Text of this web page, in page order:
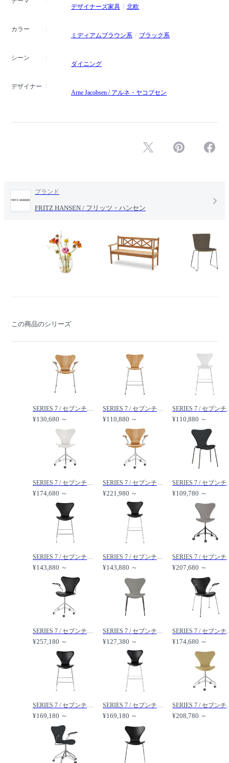
デザイナーズ家具
北欧
カラー
ミディアムブラウン系
ブラック系
シーン
ダイニング
デザイナー
Arne Jacobsen / アルネ・ヤコブセン
ブランド
FRITZ HANSEN / フリッツ・ハンセン
この商品のシリーズ
SERIES 7 / セブンチェア アームチェア 3207 /
¥130,680 ～
SERIES 7 / セブンチェア カウンタースツール 3187 /
¥110,880 ～
SERIES 7
¥110,880 ～
SERIES 7 / セブンチェア キャスター付き回転ベース 3117 /
¥174,680 ～
SERIES 7 / セブンチェア アームチェア キャスター付き回転ベース 3217 /
¥221,980 ～
SERIES 7 /
¥109,780 ～
SERIES 7 / セブンチェア フロントパディング カウンタースツール 3187 /
¥143,880 ～
SERIES 7 / セブンチェア フロントパディング バースツール 3197 /
¥143,880 ～
SERIES 7 / セブ
¥207,680 ～
SERIES 7 / セブンチェア フロントパディング アームチェア キャスター付き回転ベース 3217 /
¥257,180 ～
SERIES 7 / セブンチェア フルパディング 3107 /
¥127,380 ～
SERIES 7 /
¥174,680 ～
¥169,180 ～ ¥169,180 ～ ¥208,780 ～